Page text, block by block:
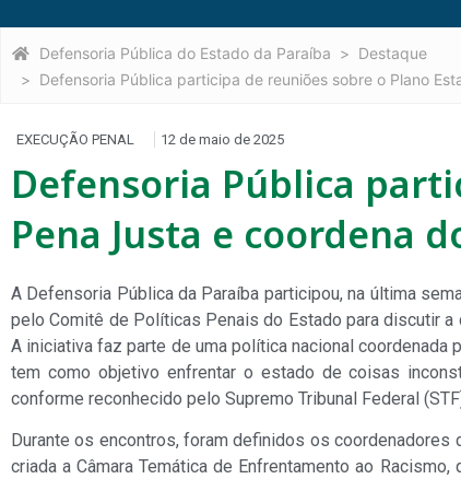
Defensoria Pública do Estado da Paraíba
Destaque
Defensoria Pública participa de reuniões sobre o Plano
EXECUÇÃO PENAL 12 de maio de 2025
Defensoria Pública
Pena Justa e coordena
A Defensoria Pública da Paraíba participou, na última
pelo Comitê de Políticas Penais do Estado para discutir a
A iniciativa faz parte de uma política nacional coordenada
tem como objetivo enfrentar o estado de coisas
conforme reconhecido pelo Supremo Tribunal Federal
Durante os encontros, foram definidos os
criada a Câmara Temática de Enfrentamento ao